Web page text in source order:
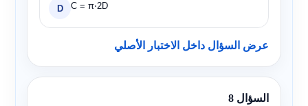
D C = π⋅2D
عرض السؤال داخل الاختبار الأصلي
السؤال 8